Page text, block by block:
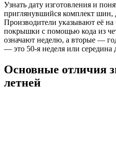
Узнать дату изготовления и
приглянувшийся комплект шин,
Производители указывают её на
покрышки с помощью кода из
означают неделю, а вторые —
— это 50-я неделя или середина
Основные отличия
летней